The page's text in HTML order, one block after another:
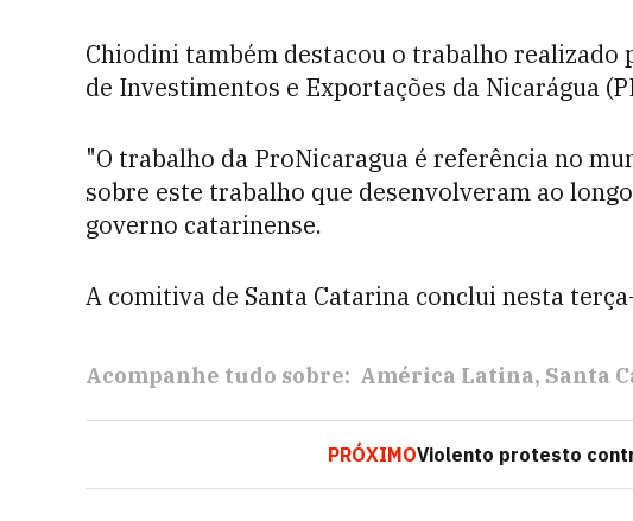
Chiodini também destacou o trabalho realizado
de Investimentos e Exportações da Nicarágua
"O trabalho da ProNicaragua é referência no
sobre este trabalho que desenvolveram ao
governo catarinense.
A comitiva de Santa Catarina conclui nesta
Acompanhe tudo sobre: América Latina Santa
PRÓXIMOViolento protesto